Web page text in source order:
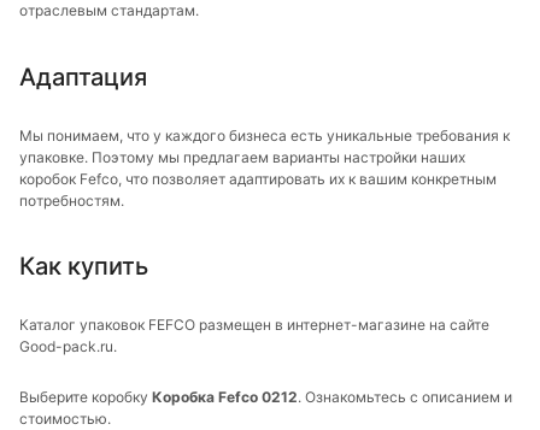
отраслевым стандартам.
Адаптация
Мы понимаем, что у каждого бизнеса есть уникальные требования к
упаковке. Поэтому мы предлагаем варианты настройки наших
коробок Fefco, что позволяет адаптировать их к вашим конкретным
потребностям.
Как купить
Каталог упаковок FEFCO размещен в интернет-магазине на сайте
Good-pack.ru.
Выберите коробку Коробка Fefco 0212. Ознакомьтесь с описанием и
стоимостью.